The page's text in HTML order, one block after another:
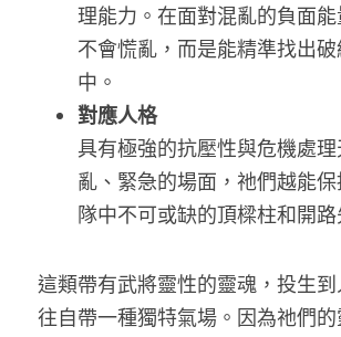
理能力。在面對混亂的負面
不會慌亂，而是能精準找出
中。
對應人格
具有極強的抗壓性與危機處
亂、緊急的場面，祂們越能
隊中不可或缺的頂樑柱和開路
這類帶有武將靈性的靈魂，投生
往自帶一種獨特氣場。因為祂們